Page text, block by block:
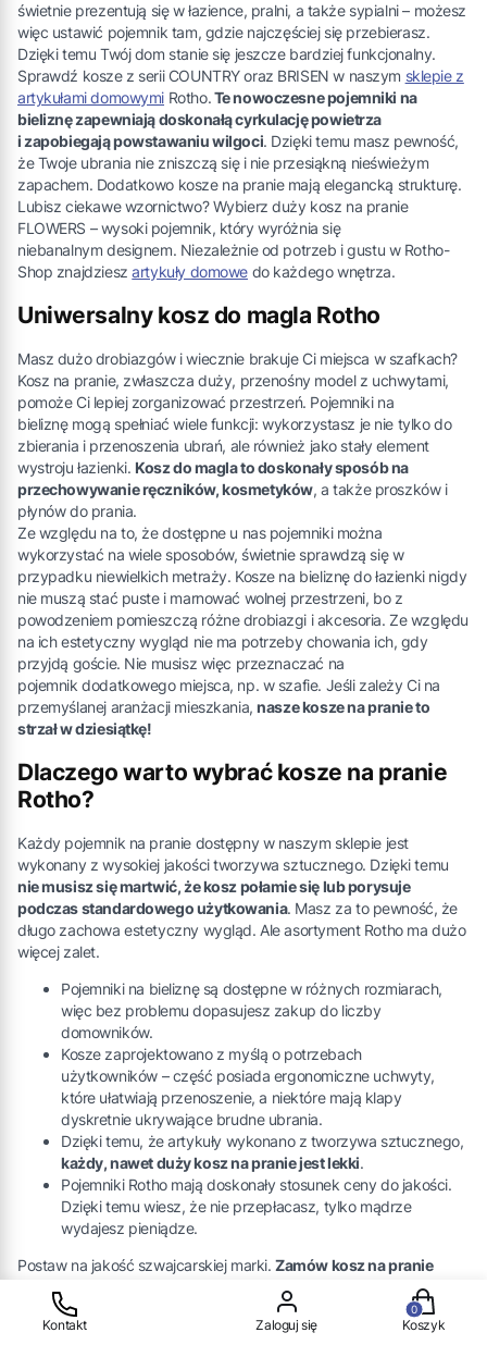
świetnie prezentują się w łazience, pralni, a także sypialni – możesz
więc ustawić pojemnik tam, gdzie najczęściej się przebierasz.
Dzięki temu Twój dom stanie się jeszcze bardziej funkcjonalny.
Sprawdź kosze z serii COUNTRY oraz BRISEN w naszym sklepie z
artykułami domowymi Rotho.Te nowoczesne pojemniki na
bieliznę zapewniają doskonałą cyrkulację powietrza
i zapobiegają powstawaniu wilgoci. Dzięki temu masz pewność,
że Twoje ubrania nie zniszczą się i nie przesiąkną nieświeżym
zapachem. Dodatkowo kosze na pranie mają elegancką strukturę.
Lubisz ciekawe wzornictwo? Wybierz duży kosz na pranie
FLOWERS – wysoki pojemnik, który wyróżnia się
niebanalnym designem. Niezależnie od potrzeb i gustu w Rotho-
Shop znajdzieszartykuły domowedo każdego wnętrza.
Uniwersalny kosz do magla Rotho
Masz dużo drobiazgów i wiecznie brakuje Ci miejsca w szafkach?
Kosz na pranie, zwłaszcza duży, przenośny model z uchwytami,
pomoże Ci lepiej zorganizować przestrzeń. Pojemniki na
bieliznę mogą spełniać wiele funkcji: wykorzystasz je nie tylko do
zbierania i przenoszenia ubrań, ale również jako stały element
wystroju łazienki. Kosz do magla to doskonały sposób na
przechowywanie ręczników, kosmetyków, a także proszków i
płynów do prania.
Ze względu na to, że dostępne u nas pojemniki można
wykorzystać na wiele sposobów, świetnie sprawdzą się w
przypadku niewielkich metraży. Kosze na bieliznę do łazienki nigdy
nie muszą stać puste i marnować wolnej przestrzeni, bo z
powodzeniem pomieszczą różne drobiazgi i akcesoria. Ze względu
na ich estetyczny wygląd nie ma potrzeby chowania ich, gdy
przyjdą goście. Nie musisz więc przeznaczać na
pojemnik dodatkowego miejsca, np. w szafie. Jeśli zależy Ci na
przemyślanej aranżacji mieszkania,nasze kosze na pranie to
strzał w dziesiątkę!
Dlaczego warto wybrać kosze na pranie
Rotho?
Każdy pojemnik na pranie dostępny w naszym sklepie jest
wykonany z wysokiej jakości tworzywa sztucznego. Dzięki temu
nie musisz się martwić, że kosz połamie się lub porysuje
podczas standardowego użytkowania. Masz za to pewność, że
długo zachowa estetyczny wygląd. Ale asortyment Rotho ma dużo
więcej zalet.
Pojemniki na bieliznę są dostępne w różnych rozmiarach,
więc bez problemu dopasujesz zakup do liczby
domowników.
Kosze zaprojektowano z myślą o potrzebach
użytkowników – część posiada ergonomiczne uchwyty,
które ułatwiają przenoszenie, a niektóre mają klapy
dyskretnie ukrywające brudne ubrania.
Dzięki temu, że artykuły wykonano z tworzywa sztucznego,
każdy, nawet duży kosz na pranie jest lekki.
Pojemniki Rotho mają doskonały stosunek ceny do jakości.
Dzięki temu wiesz, że nie przepłacasz, tylko mądrze
wydajesz pieniądze.
Postaw na jakość szwajcarskiej marki.Zamów kosz na pranie
wysoki, duży lub mały w Rotho-Shop, by ułatwić sobie domowe
obowiązki
Kontakt Zaloguj się
Produkty
Koszyk